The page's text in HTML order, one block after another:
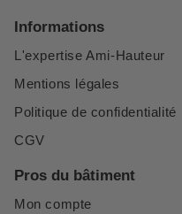
Informations
L'expertise Ami-Hauteur
Mentions légales
Politique de confidentialité
CGV
Pros du bâtiment
Mon compte